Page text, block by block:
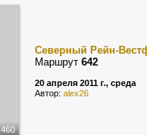
460
Северный Рейн-
Маршрут 642
20 апреля 2011 г., среда
Автор: alex26